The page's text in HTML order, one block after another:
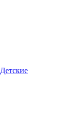
Детские